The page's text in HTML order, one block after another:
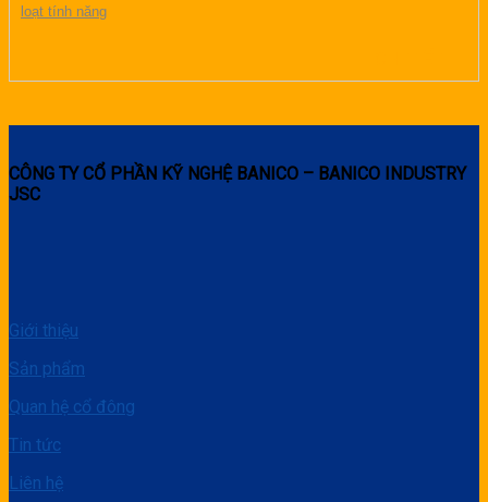
loạt tính năng
CÔNG TY CỔ PHẦN KỸ NGHỆ BANICO – BANICO INDUSTRY
JSC
Giới thiệu
Sản phẩm
Quan hệ cổ đông
Tin tức
Liên hệ